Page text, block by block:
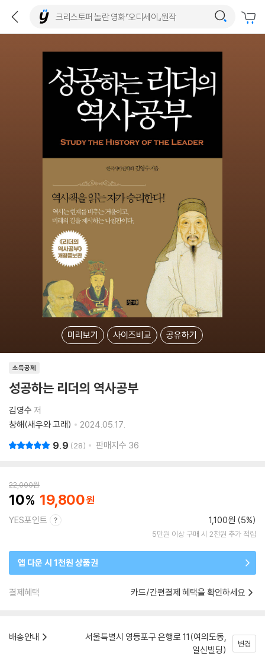
미리보기 사이즈비교 공유하기
소득공제
성공하는 리더의 역사공부
김영수 저
창해(새우와 고래)
2024.05.17.
9.9 28 판매지수 36
22,000원
10 19,800
YES포인트 1,100원 (5%)
5만원 이상 구매 시 2천원 추가 적립
앱 다운 시 1천원 상품권
결제혜택 카드/간편결제 혜택을 확인하세요
배송안내
서울특별시 영등포구 은행로 11(여의도동,
일신빌딩)
변경